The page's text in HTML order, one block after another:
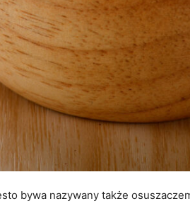
bywa nazywany także